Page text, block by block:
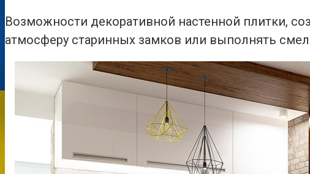
Возможности декоративной настенной плитки,
атмосферу старинных замков или выполнять